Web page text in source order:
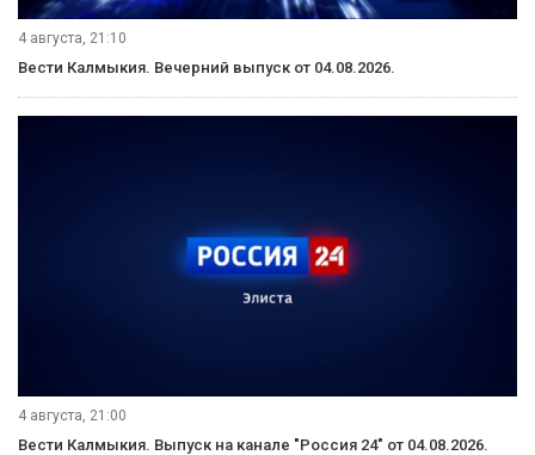
4 августа, 21:10
Вести Калмыкия. Вечерний выпуск от 04.08.2026.
4 августа, 21:00
Вести Калмыкия. Выпуск на канале "Россия 24" от 04.08.2026.